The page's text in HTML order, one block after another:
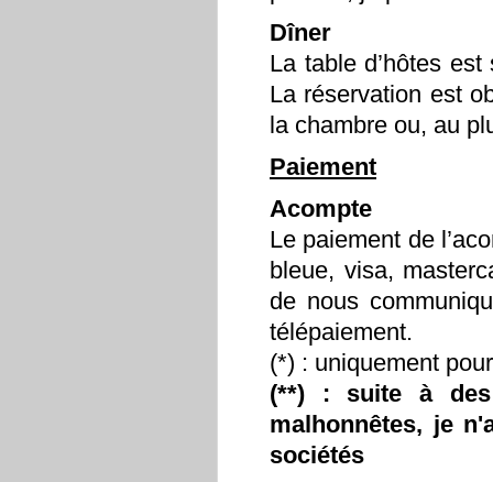
Dîner
La table d’hôtes
La réservation est
la chambre ou, au
Paiement
Acompte
Le paiement de
bleue, visa,
de nous
télépaiement.
(*) : uniquement
(**) : suite à des
malhonnêtes, je
sociétés